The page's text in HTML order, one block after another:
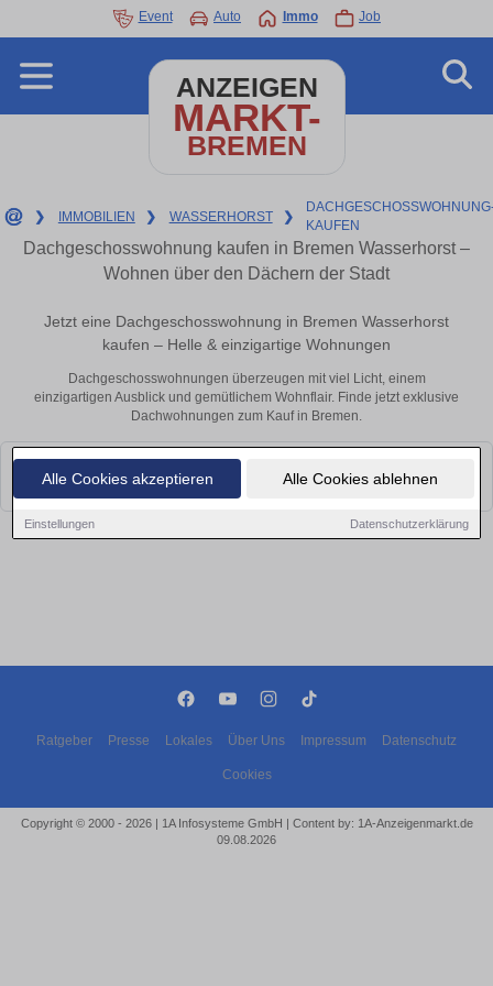
Alle Cookies akzeptieren Alle Cookies ablehnen
Einstellungen Datenschutzerklärung
Event Auto Immo Job
ANZEIGEN
MARKT-
BREMEN
❯ IMMOBILIEN ❯ WASSERHORST ❯
KAUFEN
Dachgeschosswohnung kaufen in Bremen Wasserhorst –
Wohnen über den Dächern der Stadt
Jetzt eine Dachgeschosswohnung in Bremen Wasserhorst
kaufen – Helle & einzigartige Wohnungen
Dachgeschosswohnungen überzeugen mit viel Licht, einem
einzigartigen Ausblick und gemütlichem Wohnflair. Finde jetzt exklusive
Dachwohnungen zum Kauf in Bremen.
Leider konnten wir derzeit keine passenden Objekte finden. Schauen Sie
bald wieder vorbei!
Ratgeber Presse Lokales Über Uns Impressum Datenschutz
Cookies
Copyright © 2000 - 2026 | 1A Infosysteme GmbH | Content by: 1A-Anzeigenmarkt.de
09.08.2026